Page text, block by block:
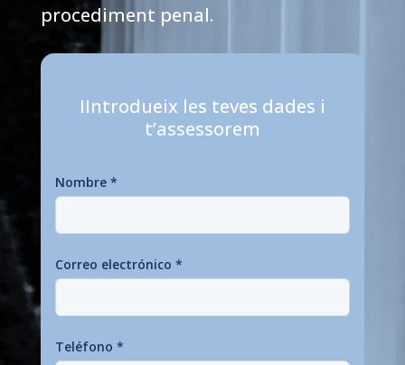
procediment penal.
IIntrodueix les teves dades i
t’assessorem
Nombre *
Correo electrónico *
Teléfono *